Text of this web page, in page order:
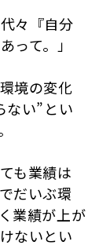
々『自分
って。」
境の変化
ない”とい
も業績は
だいぶ環
業績が上が
ないとい